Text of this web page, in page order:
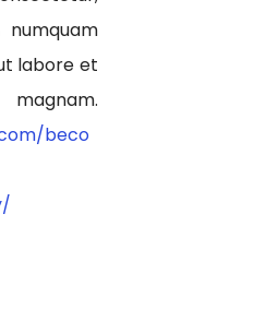
labore et
beco